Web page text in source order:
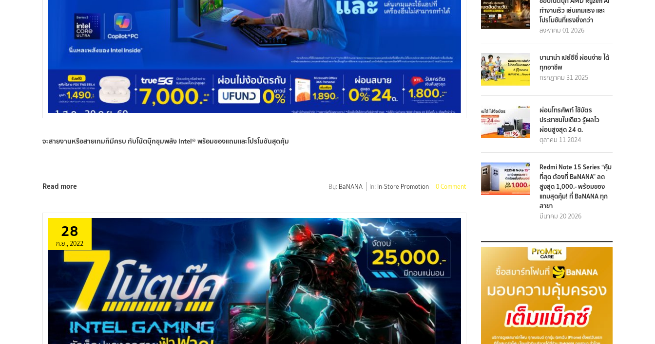
จะสายงานหรือสายเกมก็มีครบ กับโน้ตบุ๊กขุมพลัง Intel® พร้อมของแถมและโปรโมชันสุดคุ้ม
Read more By: BaNANA In: In-Store Promotion 0 Comment
28
ก.ย., 2022
ทำงานเร็ว เล่นเกมแรง และ
โปรโมชันที่แรงยิ่งกว่า
สิงหาคม 01 2026
บานาน่า เปย์อีซี่ ผ่อนง่าย ได้
ทุกอาชีพ
กรกฎาคม 31 2025
ผ่อนโทรศัพท์ ใช้บัตร
ประชาชนใบเดียว รู้ผลไว
ผ่อนสูงสุด 24 ด.
ตุลาคม 11 2024
Redmi Note 15 Series “คุ้ม
ที่สุด ต้องที่ BaNANA” ลด
สูงสุด 1,000.- พร้อมของ
แถมสุดคุ้ม! ที่ BaNANA ทุก
สาขา
มีนาคม 20 2026